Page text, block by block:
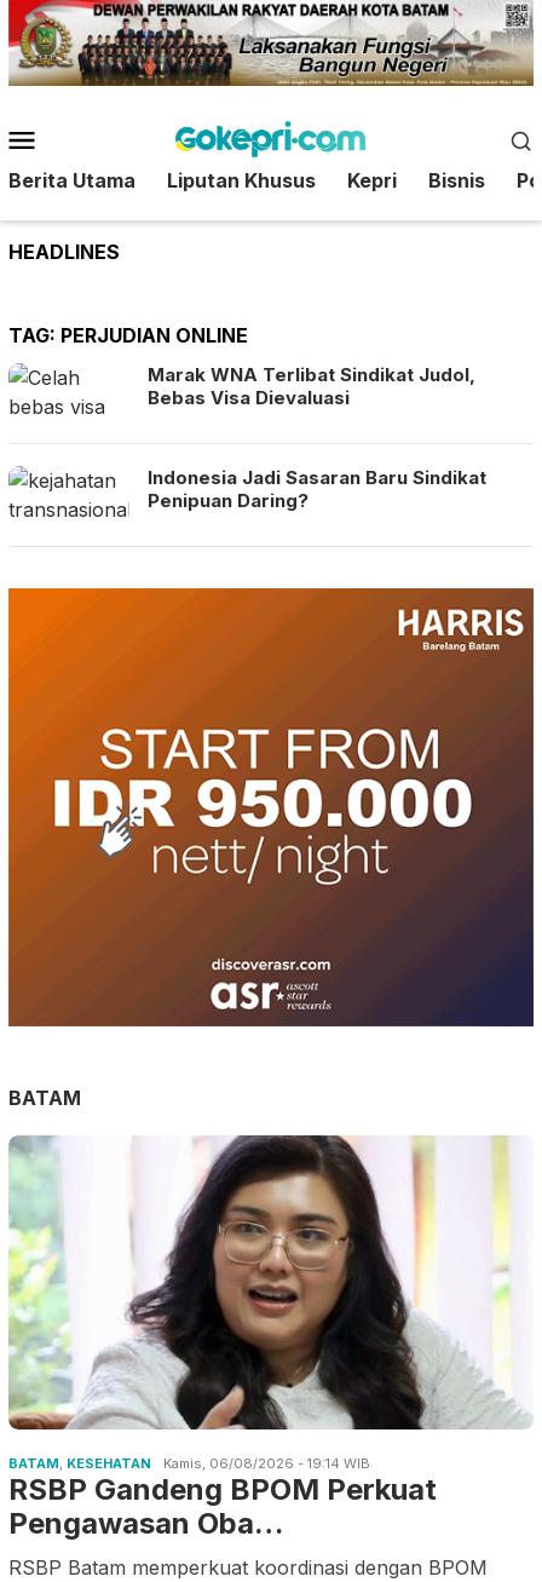
Loncat
ke
konten
Mobile
Berita Utama Liputan Khusus Kepri Bisnis
HEADLINES
TAG: PERJUDIAN ONLINE
Marak WNA Terlibat Sindikat Judol,
Bebas Visa Dievaluasi
Indonesia Jadi Sasaran Baru Sindikat
Penipuan Daring?
BATAM
BATAM, KESEHATAN Kamis, 06/08/2026 - 19:14 WIB
RSBP Gandeng BPOM Perkuat
Pengawasan Oba…
RSBP Batam memperkuat koordinasi dengan BPOM